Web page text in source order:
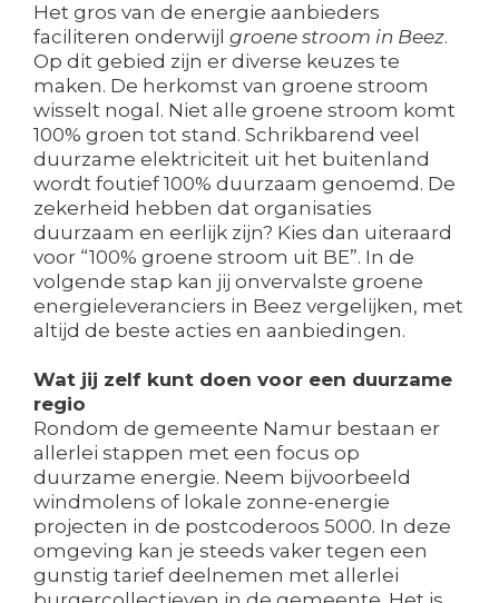
Het gros van de energie aanbieders
faciliteren onderwijl groene stroom in Beez.
Op dit gebied zijn er diverse keuzes te
maken. De herkomst van groene stroom
wisselt nogal. Niet alle groene stroom komt
100% groen tot stand. Schrikbarend veel
duurzame elektriciteit uit het buitenland
wordt foutief 100% duurzaam genoemd. De
zekerheid hebben dat organisaties
duurzaam en eerlijk zijn? Kies dan uiteraard
voor “100% groene stroom uit BE”. In de
volgende stap kan jij onvervalste groene
energieleveranciers in Beez vergelijken, met
altijd de beste acties en aanbiedingen.
Wat jij zelf kunt doen voor een duurzame
regio
Rondom de gemeente Namur bestaan er
allerlei stappen met een focus op
duurzame energie. Neem bijvoorbeeld
windmolens of lokale zonne-energie
projecten in de postcoderoos 5000. In deze
omgeving kan je steeds vaker tegen een
gunstig tarief deelnemen met allerlei